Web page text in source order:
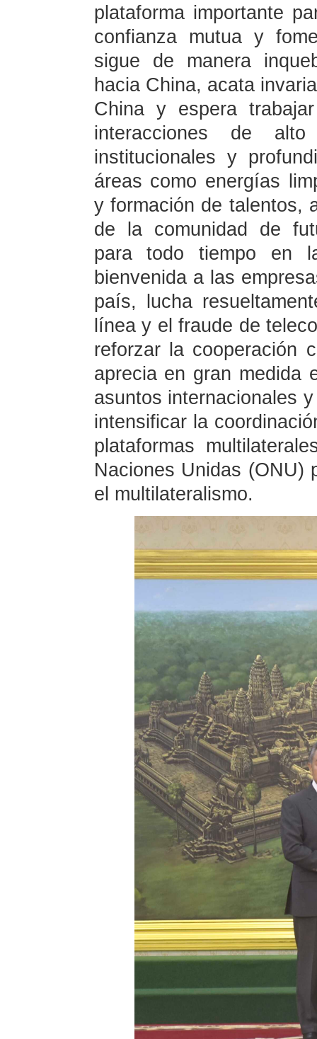
plataforma importante
confianza mutua y
sigue de manera
hacia China, acata
China y espera
interacciones de
institucionales y
áreas como energías
y formación de talentos,
de la comunidad de
para todo tiempo en
bienvenida a las
país, lucha
línea y el fraude de
reforzar la cooperación
aprecia en gran medida
asuntos internacionales
intensificar la
plataformas
Naciones Unidas (ONU)
el multilateralismo.